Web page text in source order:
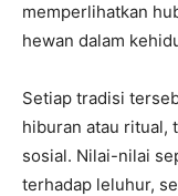
memperlihatkan
hewan dalam
Setiap tradisi
hiburan atau ritual,
sosial. Nilai-nilai
terhadap leluhur,